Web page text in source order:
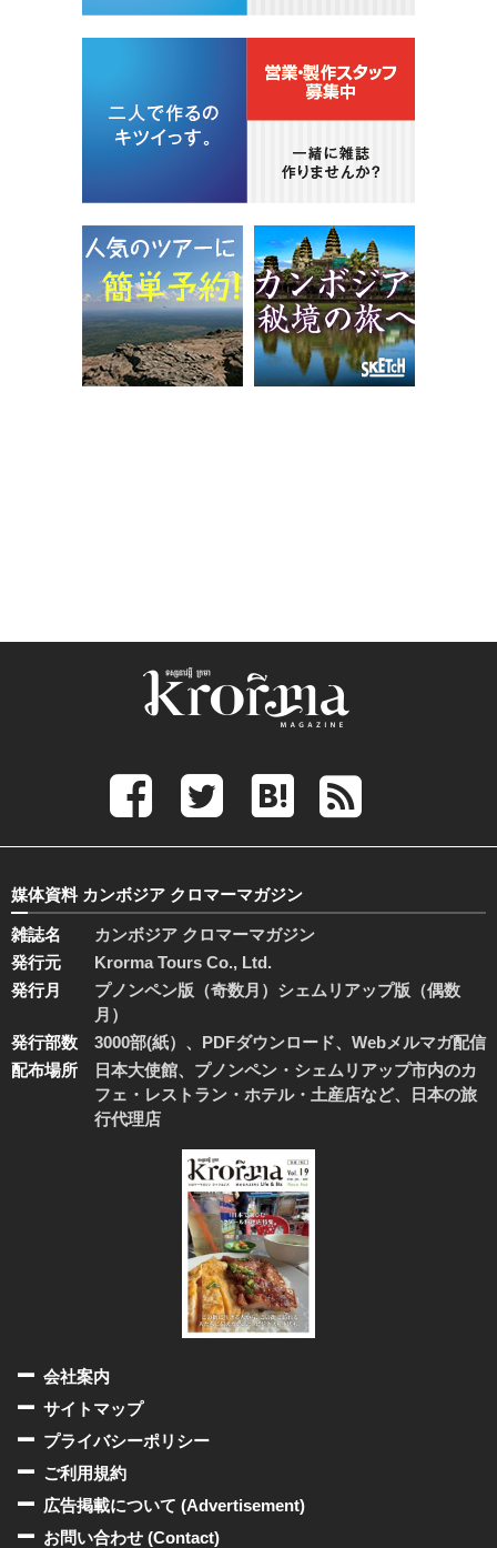
媒体資料 カンボジア クロマーマガジン
雑誌名
カンボジア クロマーマガジン
発行元
Krorma Tours Co., Ltd.
発行月
プノンペン版（奇数月）シェムリアップ版（偶数
月）
発行部数
3000部(紙）、PDFダウンロード、Webメルマガ配信
配布場所
日本大使館、プノンペン・シェムリアップ市内のカ
フェ・レストラン・ホテル・土産店など、日本の旅
行代理店
会社案内
サイトマップ
プライバシーポリシー
ご利用規約
広告掲載について (Advertisement)
お問い合わせ (Contact)